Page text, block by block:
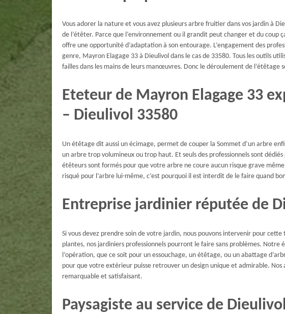
Vous adorer la nature et vous avez plusieurs arbre fruitier dans vos jardin à
de l’étêter. Parce que l’environnement ou il grandit peut changer et du coup
offre une opportunité d’adaptation à son entourage. L’engagement des
genre, Mayron Elagage 33 à Dieulivol dans le cas de 33580. Tous les outils
failles dans les mains de leurs manœuvres. Donc le déroulement de l’étêtage
Eteteur de Mayron Elagage 33
– Dieulivol 33580
Un étêtage dit aussi un écimage, permet de couper la Sommet d’un arbre
un arbre trop volumineux ou trop haut. Et seuls des professionnels sont
étêteurs sont formés pour que votre arbre ne coure aucun risque grave
risqué pour l’arbre lui-même, c’est pourquoi il est interdit de le faire quand
Entreprise jardinier réputée de
Si vous devez prendre soin de votre jardin, nous pouvons intervenir pour cette
plantes, nos jardiniers professionnels pourront le faire sans problèmes. Notre
l’opération, que ce soit pour un essouchage, un étêtage, ou un abattage
pour que votre extérieur puisse retrouver un design unique et admirable.
remarquable et satisfaisant.
Paysagiste au service de